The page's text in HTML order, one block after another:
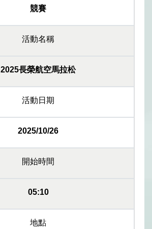
競賽
活動名稱
2025長榮航空馬拉松
活動日期
2025/10/26
開始時間
05:10
地點